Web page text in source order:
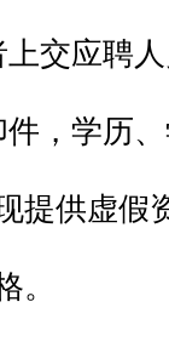
交应聘
，学历
提供虚假
。